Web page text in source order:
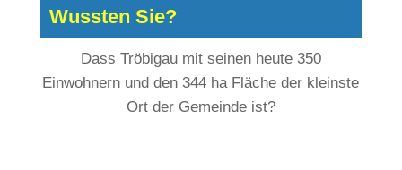
Wussten Sie?
Dass Tröbigau mit seinen heute 350
Einwohnern und den 344 ha Fläche der kleinste
Ort der Gemeinde ist?